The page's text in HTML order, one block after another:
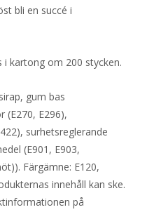
bli en succé i
i kartong om 200 stycken.
gum bas
(E270, E296),
surhetsreglerande
(E901, E903,
Färgämne: E120,
innehåll kan ske.
på